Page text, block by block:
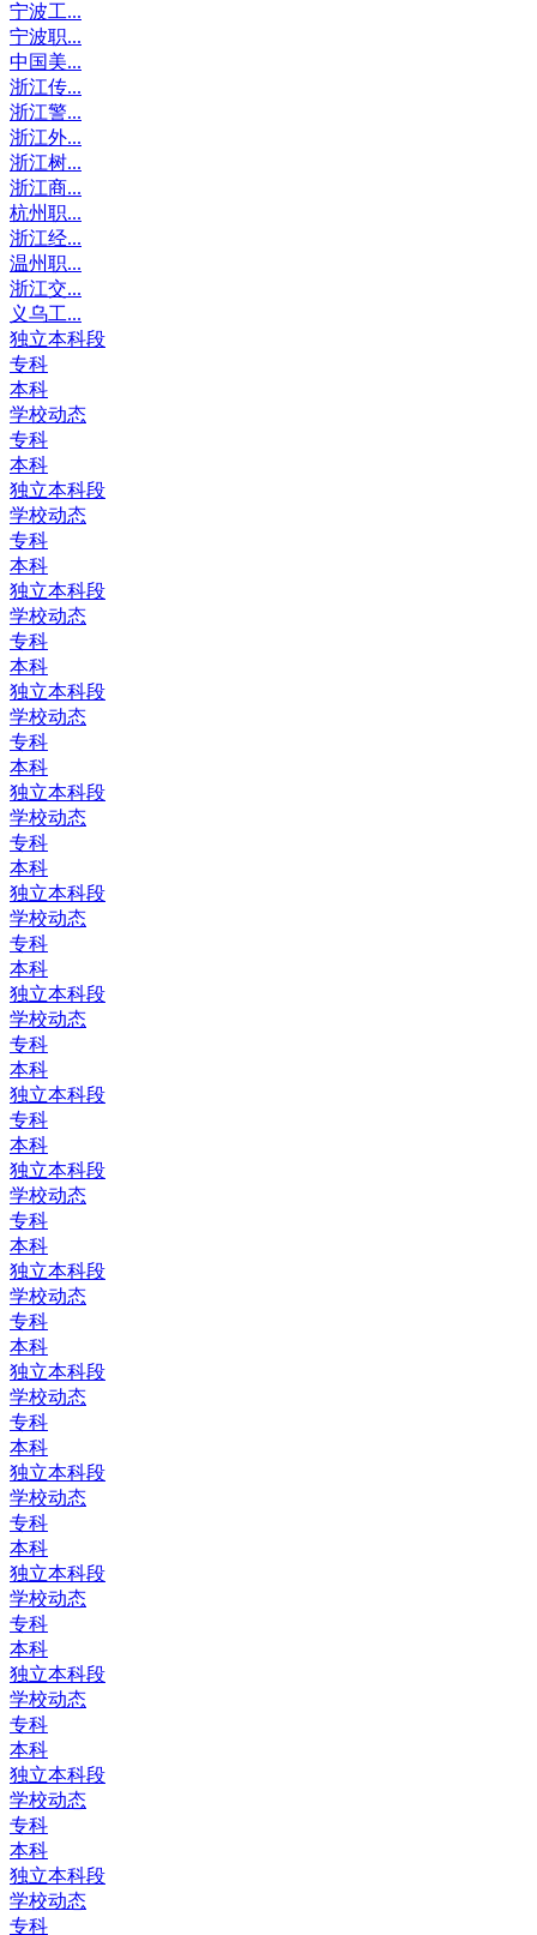
宁波工...
宁波职...
中国美...
浙江传...
浙江警...
浙江外...
浙江树...
浙江商...
杭州职...
浙江经...
温州职...
浙江交...
义乌工...
独立本科段
专科
本科
学校动态
专科
本科
独立本科段
学校动态
专科
本科
独立本科段
学校动态
专科
本科
独立本科段
学校动态
专科
本科
独立本科段
学校动态
专科
本科
独立本科段
学校动态
专科
本科
独立本科段
学校动态
专科
本科
独立本科段
专科
本科
独立本科段
学校动态
专科
本科
独立本科段
学校动态
专科
本科
独立本科段
学校动态
专科
本科
独立本科段
学校动态
专科
本科
独立本科段
学校动态
专科
本科
独立本科段
学校动态
专科
本科
独立本科段
学校动态
专科
本科
独立本科段
学校动态
专科